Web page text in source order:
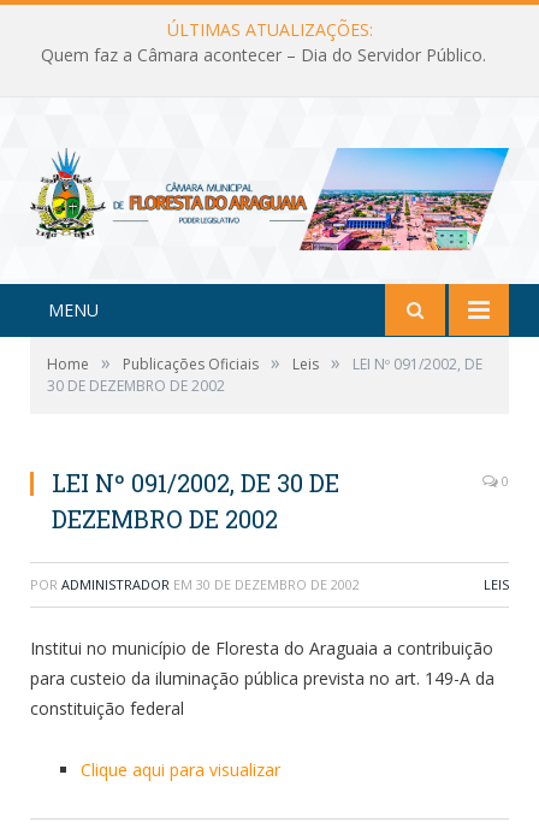
ÚLTIMAS ATUALIZAÇÕES:
Quem faz a Câmara acontecer – Dia do Servidor Público.
MENU
Home » Publicações Oficiais » Leis »
LEI Nº 091/2002, DE
30 DE DEZEMBRO DE 2002
LEI Nº 091/2002, DE 30 DE
DEZEMBRO DE 2002
0
POR ADMINISTRADOR EM 30 DE DEZEMBRO DE 2002 LEIS
Institui no município de Floresta do Araguaia a contribuição
para custeio da iluminação pública prevista no art. 149-A da
constituição federal
Clique aqui para visualizar